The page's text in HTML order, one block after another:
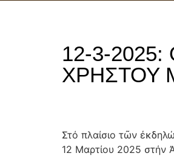
12-3-
ΧΡΗΣΤΟΥ
Στό πλαίσιο τῶν
12 Μαρτίου 2025 στήν